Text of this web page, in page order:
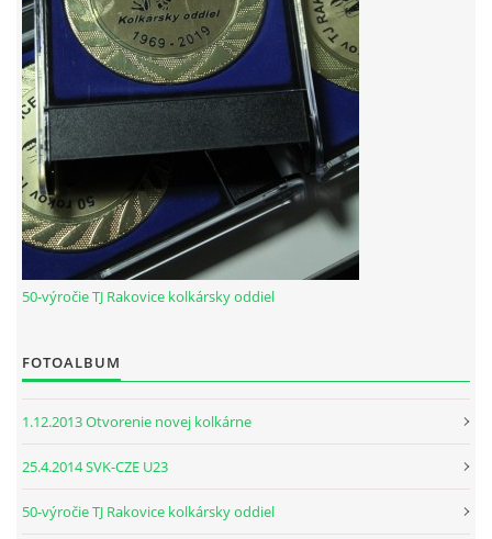
VIDEÁ Z RAKOVÍC
GPS SÚRADNICE
REKORDY NA KOLKÁRNI TJ RAKOVICE
Telovýchovná jednota Rakovice
Rakovice 220
Číslo účtu: IBAN
tj.rakovice.kolky@gmail.com
50-výročie TJ Rakovice kolkársky oddiel
FOTOALBUM
1.12.2013 Otvorenie novej kolkárne
25.4.2014 SVK-CZE U23
50-výročie TJ Rakovice kolkársky oddiel